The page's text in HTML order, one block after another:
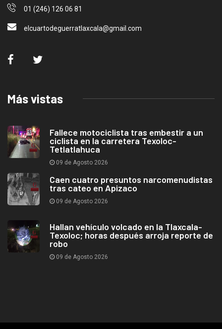
01 (246) 126 06 81
elcuartodeguerratlaxcala@gmail.com
Más vistas
Fallece motociclista tras embestir a un
ciclista en la carretera Texoloc-
Tetlatlahuca
09 de Agosto 2026
Caen cuatro presuntos narcomenudistas
tras cateo en Apizaco
09 de Agosto 2026
Hallan vehículo volcado en la Tlaxcala-
Texoloc; horas después arroja reporte de
robo
09 de Agosto 2026